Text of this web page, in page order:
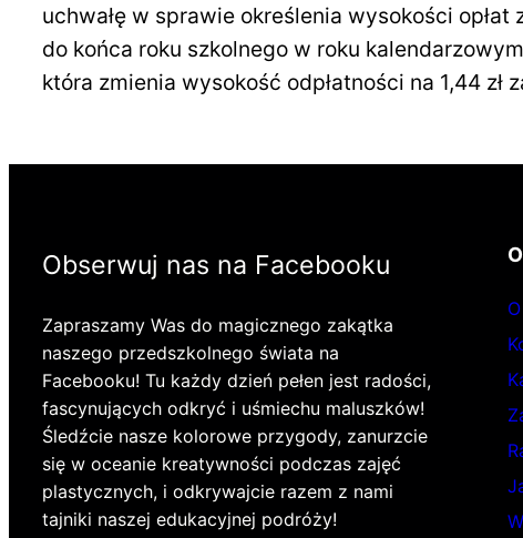
uchwałę w sprawie określenia wysokości
do końca roku szkolnego w roku
która zmienia wysokość odpłatności na 1,44
Obserwuj nas na Facebooku
Zapraszamy Was do magicznego zakątka
naszego przedszkolnego świata na
Facebooku! Tu każdy dzień pełen jest radości,
fascynujących odkryć i uśmiechu maluszków!
Śledźcie nasze kolorowe przygody, zanurzcie
się w oceanie kreatywności podczas zajęć
plastycznych, i odkrywajcie razem z nami
tajniki naszej edukacyjnej podróży!